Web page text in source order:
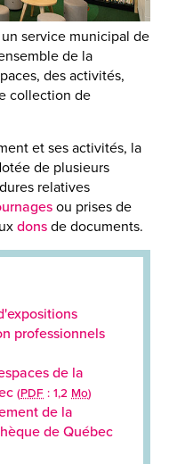
service municipal de
de la
des activités,
collection de
et ses activités, la
de plusieurs
relatives
ou prises de
donsde documents.
professionnels
de la
(PDF : 1,2Mo)
de la
de Québec